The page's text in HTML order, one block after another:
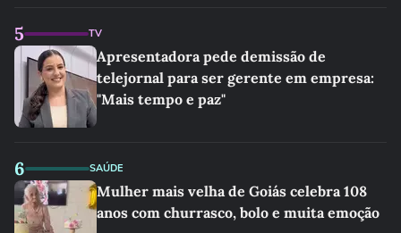
5 TV
Apresentadora pede demissão de
telejornal para ser gerente em empresa:
"Mais tempo e paz"
6 SAÚDE
Mulher mais velha de Goiás celebra 108
anos com churrasco, bolo e muita emoção